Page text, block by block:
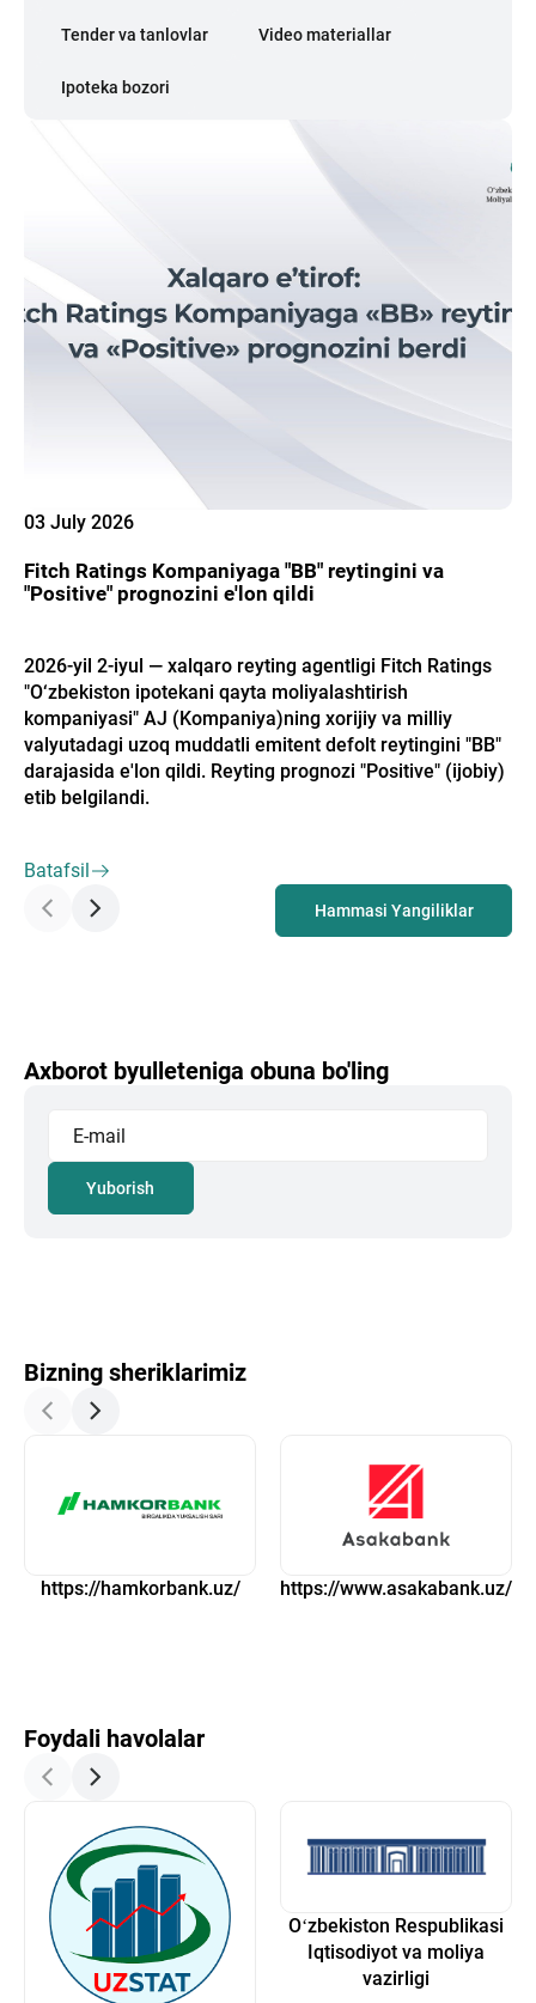
Tender va tanlovlar Video materiallar
Ipoteka bozori
03 July 2026
Fitch Ratings Kompaniyaga "BB" reytingini va
"Positive" prognozini e'lon qildi
2026-yil 2-iyul — xalqaro reyting agentligi Fitch Ratings
"O‘zbekiston ipotekani qayta moliyalashtirish
kompaniyasi" AJ (Kompaniya)ning xorijiy va milliy
valyutadagi uzoq muddatli emitent defolt reytingini "BB"
darajasida e'lon qildi. Reyting prognozi "Positive" (ijobiy)
etib belgilandi.
Batafsil
Hammasi Yangiliklar
Axborot byulleteniga obuna bo'ling
Yuborish
Bizning sheriklarimiz
https://hamkorbank.uz/ https://www.asakabank.uz/
Foydali havolalar
Oʻzbekiston Respublikasi
Iqtisodiyot va moliya
vazirligi